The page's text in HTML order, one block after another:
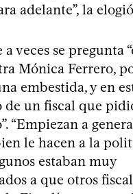
adelante”, la
veces se pregunta
Mónica Ferrero,
embestida, y en
de un fiscal que
“Empiezan a
le hacen a la
estaban muy
a que otros